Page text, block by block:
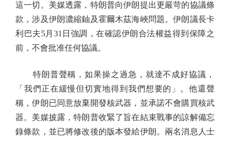
這一切。美媒透露，特朗普向伊朗提出更嚴苛的協議條
款，涉及伊朗濃縮鈾及霍爾木茲海峽問題。伊朗議長卡
利巴夫5月31日強調，在確認伊朗合法權益得到保障之
前，不會批准任何協議。
特朗普聲稱，如果操之過急，就達不成好協議，
「我們正在緩慢但切實地得到我們想要的」。他還聲
稱，伊朗已同意放棄開發核武器，並承諾不會購買核武
器。美媒披露，特朗普收緊了旨在結束戰事的諒解備忘
錄條款，並已將修改後的版本發給伊朗。兩名消息人士